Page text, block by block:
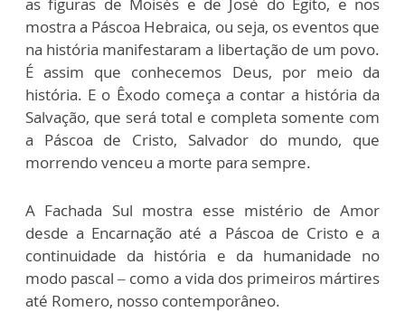
mostra a Páscoa Hebraica, ou seja, os eventos que
na história manifestaram a libertação de um povo.
É assim que conhecemos Deus, por meio da
história. E o Êxodo começa a contar a história da
Salvação, que será total e completa somente com
a Páscoa de Cristo, Salvador do mundo, que
morrendo venceu a morte para sempre.
A Fachada Sul mostra esse mistério de Amor
desde a Encarnação até a Páscoa de Cristo e a
continuidade da história e da humanidade no
modo pascal – como a vida dos primeiros mártires
até Romero, nosso contemporâneo.